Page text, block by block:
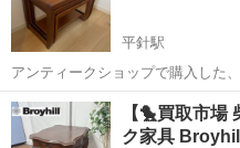
平針駅
アンティークショップで購入した
テーブルです。 3つセットでの販
愛知 名古屋市 平針駅
【🐤買取市場
ク家具